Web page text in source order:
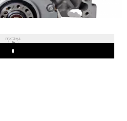
REKLAMA
Play